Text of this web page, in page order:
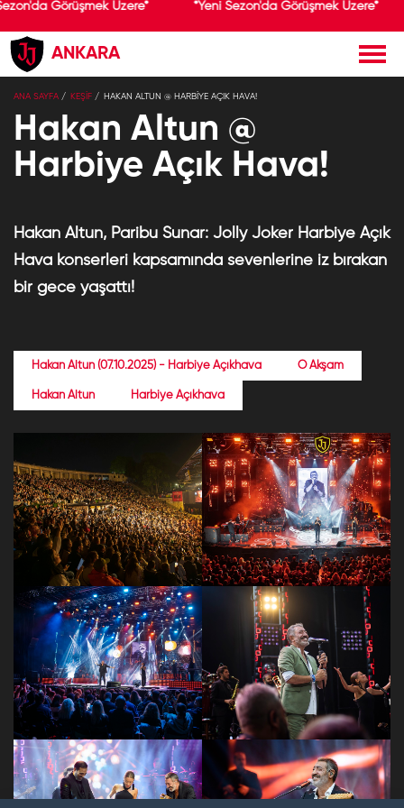
Görüşmek Üzere* *Yeni Sezon'da Görüşmek Üzere*
ANKARA
ANA SAYFA KEŞİF HAKAN ALTUN @ HARBIYE AÇIK HAVA!
Hakan Altun @
Harbiye Açık Hava!
Hakan Altun, Paribu Sunar: Jolly Joker Harbiye Açık
Hava konserleri kapsamında sevenlerine iz bırakan
bir gece yaşattı!
Hakan Altun (07.10.2025) - Harbiye Açıkhava O Akşam
Hakan Altun Harbiye Açıkhava
Jolly Joker
Ücretsiz - Google Play